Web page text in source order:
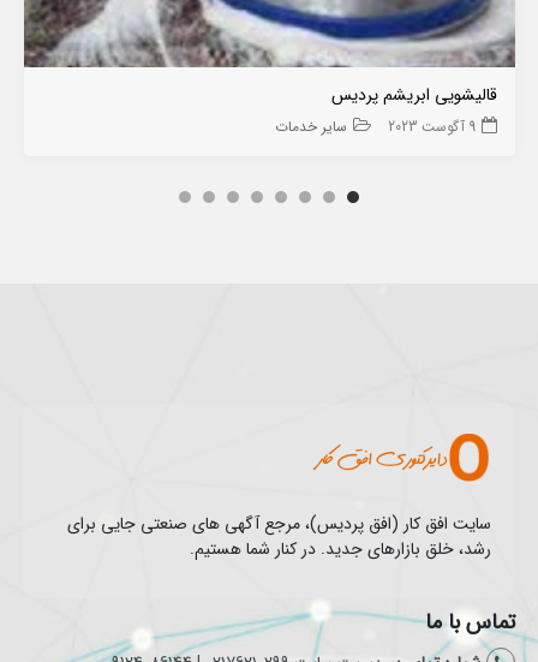
قالیشویی ابریشم پردیس
9 آگوست 2023 سایر خدمات
سایت افق کار (افق پردیس)، مرجع آگهی های صنعتی جایی برای
رشد، خلق بازارهای جدید. در کنار شما هستیم.
تماس با ما